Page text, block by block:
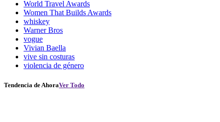
World Travel Awards
Women That Builds Awards
whiskey
Warner Bros
vogue
Vivian Baella
vive sin costuras
violencia de género
Tendencia de AhoraVer Todo